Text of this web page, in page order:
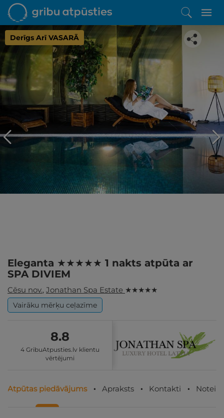
Derīgs Arī VASARĀ
Iepatikās šis piedāvājums?
Līdz brīnišķīgai atpūtai atlikuši tikai daži soļi
PĒRKU
Eleganta ★★★★★ 1 nakts atpūta ar
SPA DIVIEM
Cēsu nov., Jonathan Spa Estate ★ ★ ★ ★ ★
Vairāku mērķu ceļazīme
8.8
4 GribuAtpusties.lv klientu
vērtējumi
Atpūtas piedāvājums Apraksts Kontakti